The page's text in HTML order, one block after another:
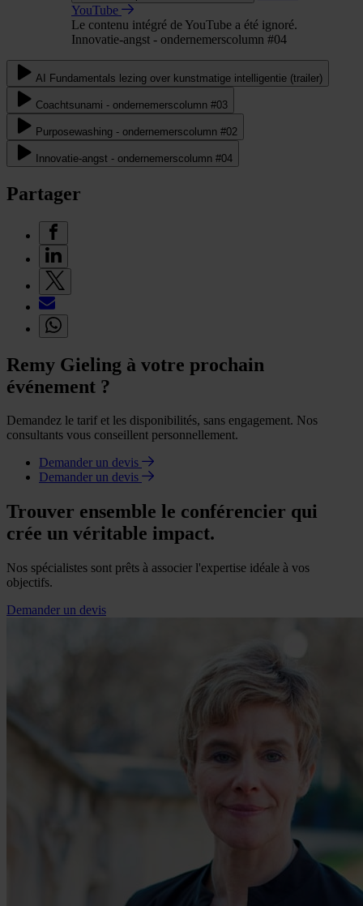
YouTube
Le contenu intégré de YouTube a été ignoré.
Innovatie-angst - ondernemerscolumn #04
AI Fundamentals lezing over kunstmatige intelligentie (trailer)
Coachtsunami - ondernemerscolumn #03
Purposewashing - ondernemerscolumn #02
Innovatie-angst - ondernemerscolumn #04
Partager
Remy Gieling à votre prochain
événement ?
Demandez le tarif et les disponibilités, sans engagement. Nos
consultants vous conseillent personnellement.
Demander un devis
Demander un devis
Trouver ensemble le conférencier qui
crée un véritable impact.
Nos spécialistes sont prêts à associer l'expertise idéale à vos
objectifs.
Demander un devis